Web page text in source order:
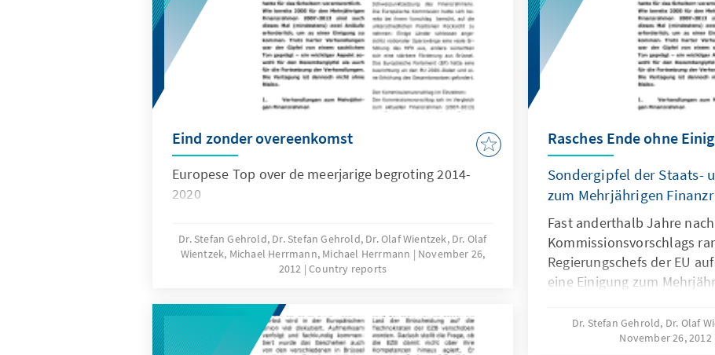
Eind zonder overeenkomst
Europese Top over de meerjarige begroting 2014-
2020
Dr. Stefan Gehrold, Dr. Stefan Gehrold, Dr. Olaf Wientzek, Dr. Olaf
Wientzek, Michael Herrmann, Michael Herrmann
November 26,
2012 Country reports
Rasches Ende ohne
Sondergipfel der Staats-
zum Mehrjährigen
Fast anderthalb Jahre
Kommissionsvorschlags
Regierungschefs der EU
eine Einigung zum
die Gespräche
Anfang 2013 vertagt.
Dr. Stefan Gehrold, Dr. Olaf
November 26, 2012